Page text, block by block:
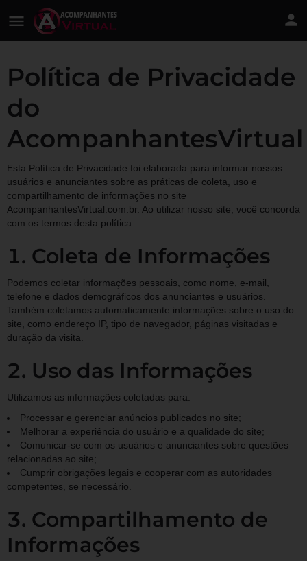
Política de Privacidade
do
AcompanhantesVirtual
Esta Política de Privacidade foi elaborada para informar nossos
usuários e anunciantes sobre as práticas de coleta, uso e
compartilhamento de informações no site
AcompanhantesVirtual.com.br. Ao utilizar nosso site, você concorda
com os termos desta política.
Coleta de Informações
Podemos coletar informações pessoais, como nome, e-mail,
telefone e dados demográficos dos anunciantes e usuários.
Também coletamos automaticamente informações sobre o uso do
site, como endereço IP, tipo de navegador, páginas visitadas e
duração da visita.
Uso das Informações
Utilizamos as informações coletadas para:
Processar e gerenciar anúncios publicados no site;
Melhorar a experiência do usuário e a qualidade do site;
Comunicar-se com os usuários e anunciantes sobre questões
relacionadas ao site;
Cumprir obrigações legais e cooperar com as autoridades
competentes, se necessário.
Compartilhamento de
Informações